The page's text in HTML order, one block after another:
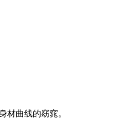
材曲线的窈窕。